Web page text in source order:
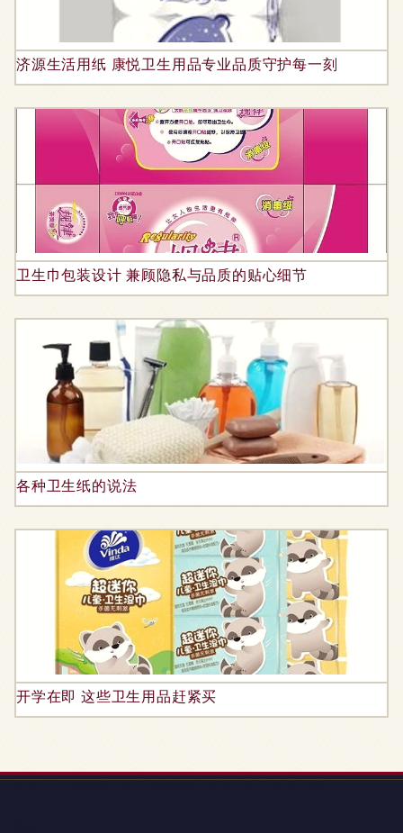
济源生活用纸 康悦卫生用品专业品质守护每一刻
卫生巾包装设计 兼顾隐私与品质的贴心细节
各种卫生纸的说法
开学在即 这些卫生用品赶紧买